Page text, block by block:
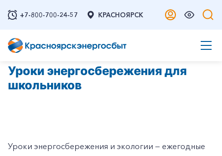
+7-800-700-24-57 КРАСНОЯРСК
Уроки энергосбережения для
школьников
Уроки энергосбережения и экологии — ежегодные